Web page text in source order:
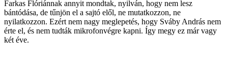
Farkas Flóriánnak annyit mondtak, nyilván, hogy nem lesz
bántódása, de tűnjön el a sajtó elől, ne mutatkozzon, ne
nyilatkozzon. Ezért nem nagy meglepetés, hogy Sváby András nem
érte el, és nem tudták mikrofonvégre kapni. Így megy ez már vagy
két éve.